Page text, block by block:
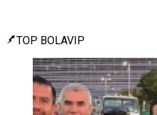
TOP BOLAVIP